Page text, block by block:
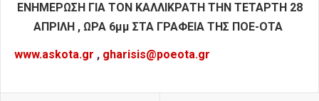
ΕΝΗΜΕΡΩΣΗ ΓΙΑ ΤΟΝ ΚΑΛΛΙΚΡΑΤΗ ΤΗΝ ΤΕΤΑΡΤΗ 28
ΑΠΡΙΛΗ , ΩΡΑ 6μμ ΣΤΑ ΓΡΑΦΕΙΑ ΤΗΣ ΠΟΕ-ΟΤΑ
www.askota.gr , gharisis@poeota.gr